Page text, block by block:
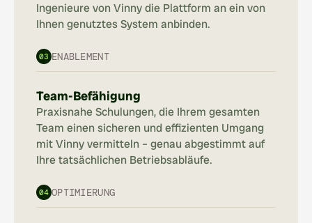
Ingenieure von Vinny die Plattform an ein von
Ihnen genutztes System anbinden.
03 ENABLEMENT
Team-Befähigung
Praxisnahe Schulungen, die Ihrem gesamten
Team einen sicheren und effizienten Umgang
mit Vinny vermitteln – genau abgestimmt auf
Ihre tatsächlichen Betriebsabläufe.
04 OPTIMIERUNG